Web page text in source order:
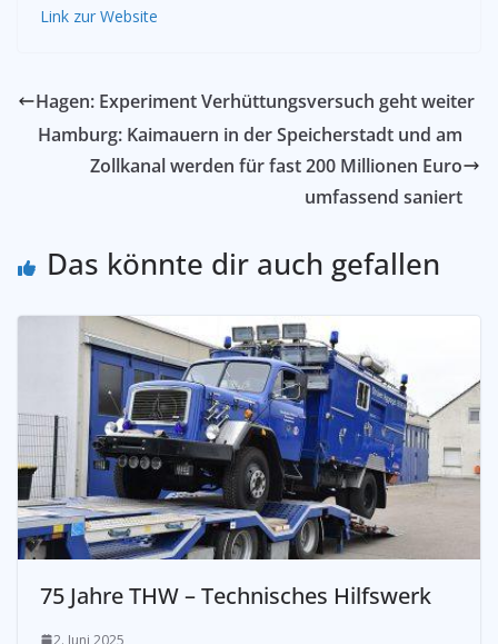
Link zur Website
Hagen: Experiment Verhüttungsversuch geht weiter
Hamburg: Kaimauern in der Speicherstadt und am
Zollkanal werden für fast 200 Millionen Euro
umfassend saniert
Das könnte dir auch gefallen
75 Jahre THW – Technisches Hilfswerk
2. Juni 2025